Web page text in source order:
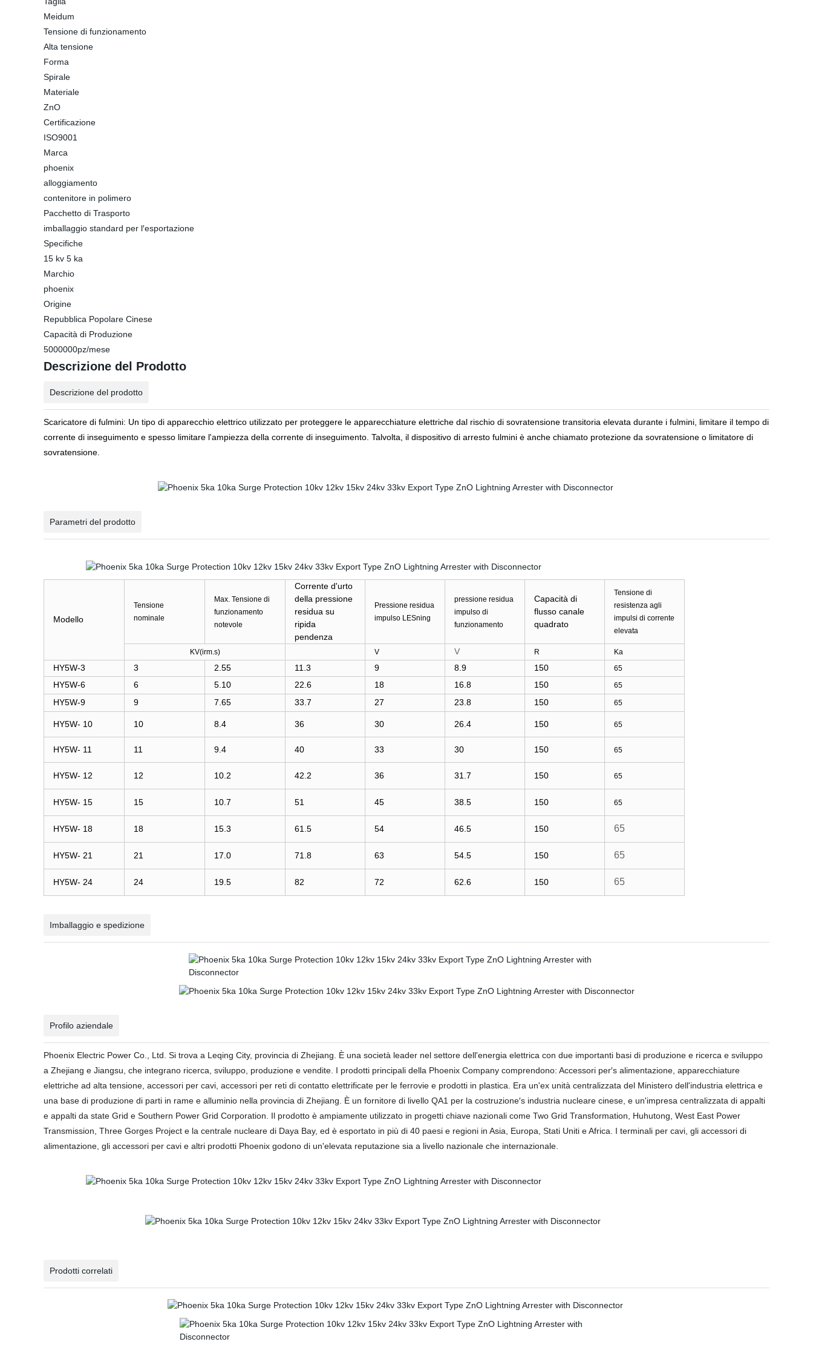
Meidum
Tensione di funzionamento
Alta tensione
Forma
Spirale
Materiale
ZnO
Certificazione
ISO9001
Marca
phoenix
alloggiamento
contenitore in polimero
Pacchetto di Trasporto
imballaggio standard per l′esportazione
Specifiche
15 kv 5 ka
Marchio
phoenix
Origine
Repubblica Popolare Cinese
Capacità di Produzione
5000000pz/mese
Descrizione del Prodotto
Descrizione del prodotto
Scaricatore di fulmini: Un tipo di apparecchio elettrico utilizzato per proteggere le apparecchiature elettriche dal rischio di sovratensione transitoria elevata durante i fulmini, limitare il tempo di
corrente di inseguimento e spesso limitare l'ampiezza della corrente di inseguimento. Talvolta, il dispositivo di arresto fulmini è anche chiamato protezione da sovratensione o limitatore di
sovratensione.
Parametri del prodotto
Modello
Tensione
nominale
Max. Tensione di
funzionamento
notevole
Corrente d'urto
della pressione
residua su
ripida
pendenza
Pressione residua
impulso LESning
pressione residua
impulso di
funzionamento
Capacità di
flusso canale
quadrato
Tensione di
resistenza agli
impulsi di corrente
elevata
KV(irm.s) V V R Ka
HY5W-3 3 2.55 11.3 9 8.9 150 65
HY5W-6 6 5.10 22.6 18 16.8 150 65
HY5W-9 9 7.65 33.7 27 23.8 150 65
HY5W- 10 10 8.4 36 30 26.4 150 65
HY5W- 11 11 9.4 40 33 30 150 65
HY5W- 12 12 10.2 42.2 36 31.7 150 65
HY5W- 15 15 10.7 51 45 38.5 150 65
HY5W- 18 18 15.3 61.5 54 46.5 150 65
HY5W- 21 21 17.0 71.8 63 54.5 150 65
HY5W- 24 24 19.5 82 72 62.6 150 65
Imballaggio e spedizione
Profilo aziendale
Phoenix Electric Power Co., Ltd. Si trova a Leqing City, provincia di Zhejiang. È una società leader nel settore dell'energia elettrica con due importanti basi di produzione e ricerca e sviluppo
a Zhejiang e Jiangsu, che integrano ricerca, sviluppo, produzione e vendite. I prodotti principali della Phoenix Company comprendono: Accessori per′s alimentazione, apparecchiature
elettriche ad alta tensione, accessori per cavi, accessori per reti di contatto elettrificate per le ferrovie e prodotti in plastica. Era un'ex unità centralizzata del Ministero dell'industria elettrica e
una base di produzione di parti in rame e alluminio nella provincia di Zhejiang. È un fornitore di livello QA1 per la costruzione′s industria nucleare cinese, e un'impresa centralizzata di appalti
e appalti da state Grid e Southern Power Grid Corporation. Il prodotto è ampiamente utilizzato in progetti chiave nazionali come Two Grid Transformation, Huhutong, West East Power
Transmission, Three Gorges Project e la centrale nucleare di Daya Bay, ed è esportato in più di 40 paesi e regioni in Asia, Europa, Stati Uniti e Africa. I terminali per cavi, gli accessori di
alimentazione, gli accessori per cavi e altri prodotti Phoenix godono di un'elevata reputazione sia a livello nazionale che internazionale.
Prodotti correlati